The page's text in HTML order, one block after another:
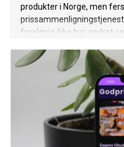
produkter i Norge, men
foreløpig ikke har endret